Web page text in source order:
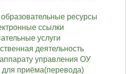
ресурсы
ссылки
услуги
деятельность
управления ОУ
для приёма(перевода)